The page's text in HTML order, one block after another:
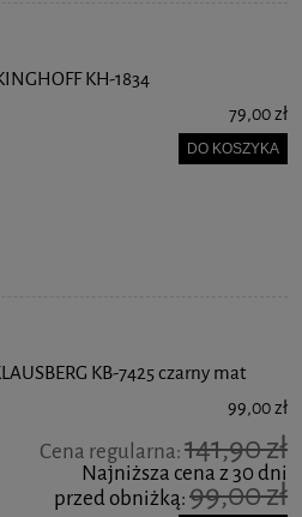
KH-1834
79,00 zł
DO KOSZYKA
KB-7425 czarny mat
99,00 zł
Cena regularna:141,90 zł
Najniższa cena z 30 dni
przed obniżką:99,00 zł